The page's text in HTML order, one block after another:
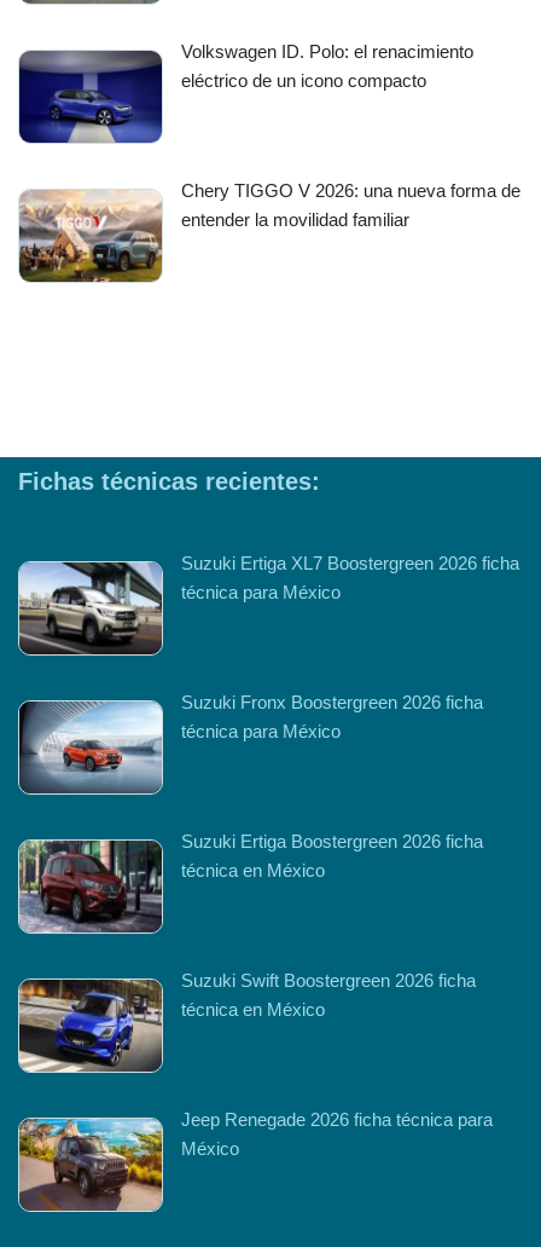
Volkswagen ID. Polo: el renacimiento
eléctrico de un icono compacto
Chery TIGGO V 2026: una nueva forma de
entender la movilidad familiar
Fichas técnicas recientes:
Suzuki Ertiga XL7 Boostergreen 2026 ficha
técnica para México
Suzuki Fronx Boostergreen 2026 ficha
técnica para México
Suzuki Ertiga Boostergreen 2026 ficha
técnica en México
Suzuki Swift Boostergreen 2026 ficha
técnica en México
Jeep Renegade 2026 ficha técnica para
México